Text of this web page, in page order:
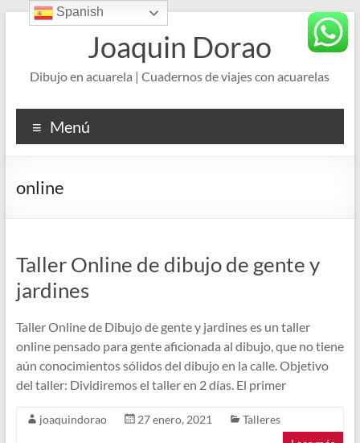
Saltar
Joaquin Dorao
Dibujo en acuarela | Cuadernos de viajes con acuarelas
Menú
online
Taller Online de dibujo de gente y
jardines
Taller Online de Dibujo de gente y jardines es un taller
online pensado para gente aficionada al dibujo, que no tiene
aún conocimientos sólidos del dibujo en la calle. Objetivo
del taller: Dividiremos el taller en 2 días. El primer
joaquindorao 27 enero, 2021
Talleres
Spanish